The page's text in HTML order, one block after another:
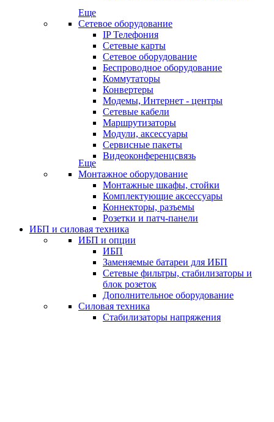
Еще
Сетевое оборудование
IP Телефония
Сетевые карты
Сетевое оборудование
Беспроводное оборудование
Коммутаторы
Конвертеры
Модемы, Интернет - центры
Сетевые кабели
Маршрутизаторы
Модули, аксессуары
Сервисные пакеты
Видеоконференцсвязь
Еще
Монтажное оборудование
Монтажные шкафы, стойки
Комплектующие аксессуары
Коннекторы, разъемы
Розетки и патч-панели
ИБП и силовая техника
ИБП и опции
ИБП
Заменяемые батареи для ИБП
Сетевые фильтры, стабилизаторы и
блок розеток
Дополнительное оборудование
Силовая техника
Стабилизаторы напряжения